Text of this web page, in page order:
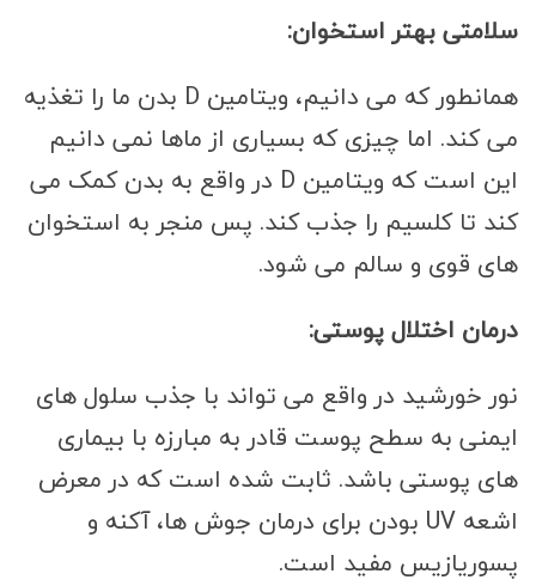
سلامتی بهتر استخوان:
همانطور که می دانیم، ویتامین D بدن ما را تغذیه
می کند. اما چیزی که بسیاری از ماها نمی دانیم
این است که ویتامین D در واقع به بدن کمک می
کند تا کلسیم را جذب کند. پس منجر به استخوان
های قوی و سالم می شود.
درمان اختلال پوستی:
نور خورشید در واقع می تواند با جذب سلول های
ایمنی به سطح پوست قادر به مبارزه با بیماری
های پوستی باشد. ثابت شده است که در معرض
اشعه UV بودن برای درمان جوش ها، آکنه و
پسوریازیس مفید است.